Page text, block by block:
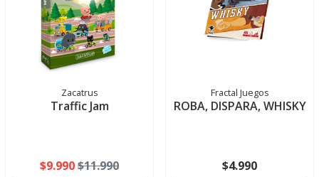
Zacatrus
Traffic Jam
$9.990$11.990
Fractal Juegos
ROBA, DISPARA, WHISKY
$4.990